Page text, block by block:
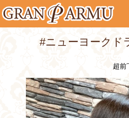
#ニューヨークド
超前下が